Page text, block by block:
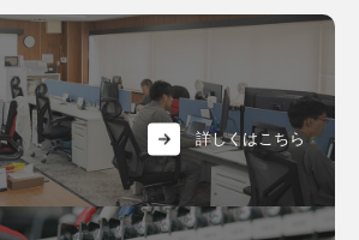
詳しくはこちら